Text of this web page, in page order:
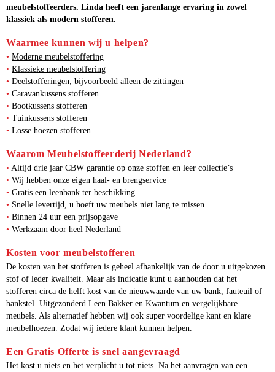
meubelstoffeerders. Linda heeft een jarenlange ervaring in zowel
klassiek als modern stofferen.
Waarmee kunnen wij u helpen?
• Moderne meubelstoffering
• Klassieke meubelstoffering
• Deelstofferingen; bijvoorbeeld alleen de zittingen
• Caravankussens stofferen
• Bootkussens stofferen
• Tuinkussens stofferen
• Losse hoezen stofferen
Waarom Meubelstoffeerderij Nederland?
• Altijd drie jaar CBW garantie op onze stoffen en leer collectie’s
• Wij hebben onze eigen haal- en brengservice
• Gratis een leenbank ter beschikking
• Snelle levertijd, u hoeft uw meubels niet lang te missen
• Binnen 24 uur een prijsopgave
• Werkzaam door heel Nederland
Kosten voor meubelstofferen
De kosten van het stofferen is geheel afhankelijk van de door u uitgekozen
stof of leder kwaliteit. Maar als indicatie kunt u aanhouden dat het
stofferen circa de helft kost van de nieuwwaarde van uw bank, fauteuil of
bankstel. Uitgezonderd Leen Bakker en Kwantum en vergelijkbare
meubels. Als alternatief hebben wij ook super voordelige kant en klare
meubelhoezen. Zodat wij iedere klant kunnen helpen.
Een Gratis Offerte is snel aangevraagd
Het kost u niets en het verplicht u tot niets. Na het aanvragen van een